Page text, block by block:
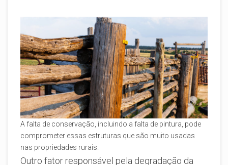
A falta de conservação, incluindo a falta de pintura, pode
comprometer essas estruturas que são muito usadas
nas propriedades rurais.
Outro fator responsável pela degradação da